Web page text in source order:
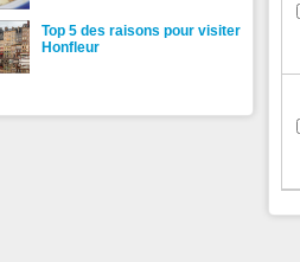
Top 5 des raisons pour visiter
Honfleur